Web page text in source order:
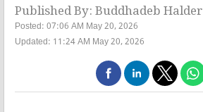
Published By: Buddhadeb Halder
Posted: 07:06 AM May 20, 2026
Updated: 11:24 AM May 20, 2026